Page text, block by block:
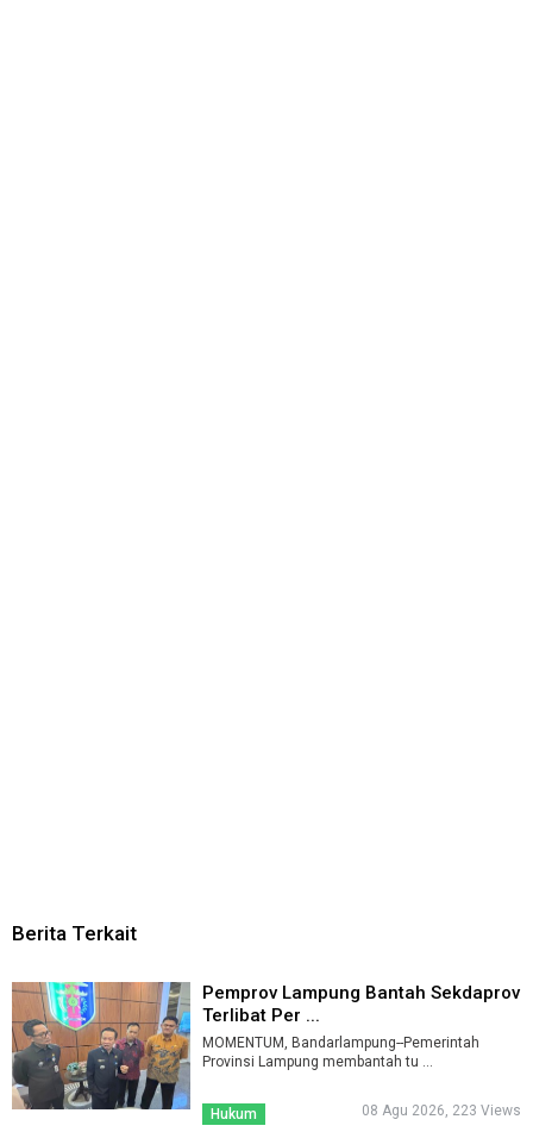
Berita Terkait
Pemprov Lampung Bantah Sekdaprov
Terlibat Per ...
MOMENTUM, Bandarlampung--Pemerintah
Provinsi Lampung membantah tu ...
Hukum 08 Agu 2026, 223 Views